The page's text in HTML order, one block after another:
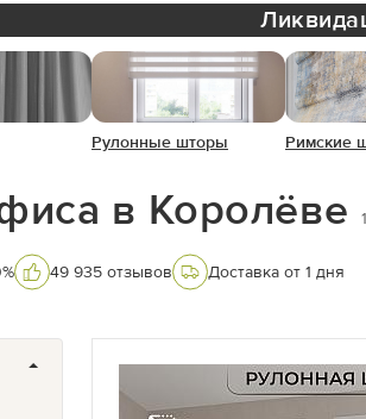
Рулонные шторы Римские
в Королёве
49 935 отзывов Доставка от 1 дня